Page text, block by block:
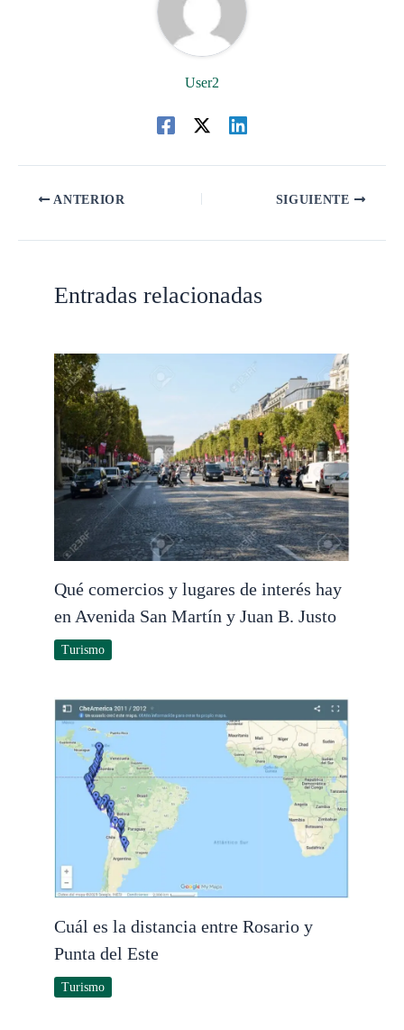
User2
ANTERIOR SIGUIENTE
Entradas relacionadas
Qué comercios y lugares de interés hay
en Avenida San Martín y Juan B. Justo
Turismo
Cuál es la distancia entre Rosario y
Punta del Este
Turismo